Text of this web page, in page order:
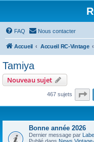
FAQ Nous contacter
Accueil Accueil RC-Vintage
Tamiya
Nouveau sujet
467 sujets
Bonne année 2026
Dernier message par